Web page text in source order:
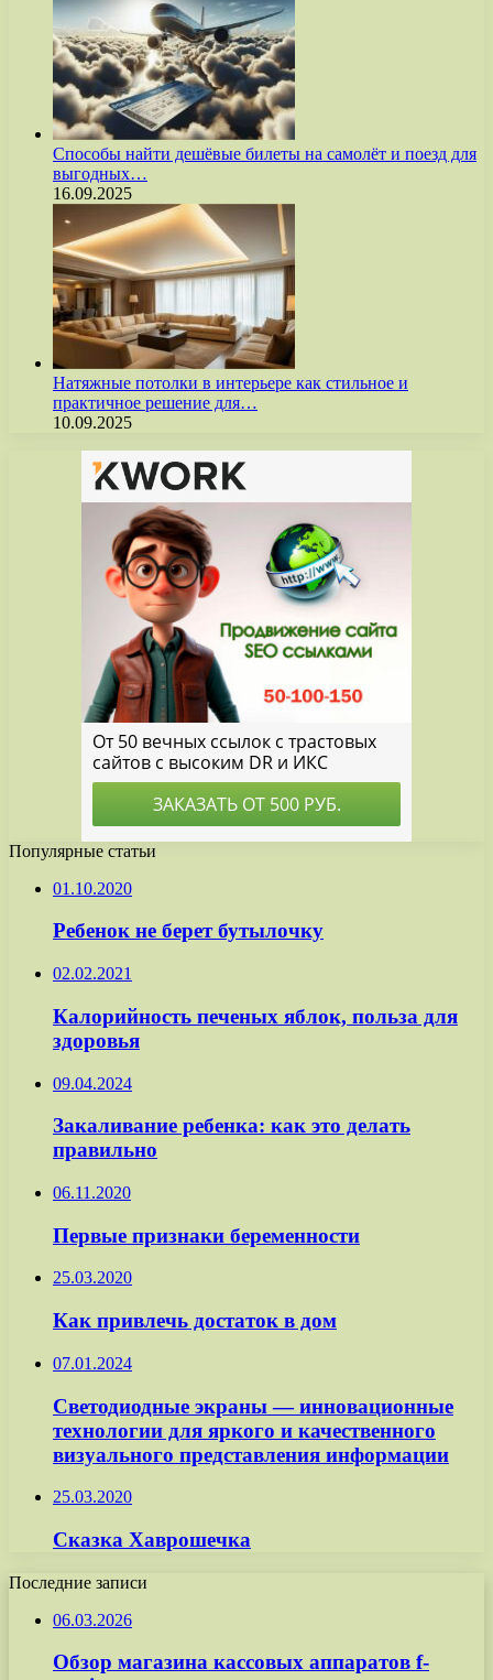
Способы найти дешёвые билеты на самолёт и поезд для
выгодных…
16.09.2025
Натяжные потолки в интерьере как стильное и
практичное решение для…
10.09.2025
Популярные статьи
01.10.2020
Ребенок не берет бутылочку
02.02.2021
Калорийность печеных яблок, польза для
здоровья
09.04.2024
Закаливание ребенка: как это делать
правильно
06.11.2020
Первые признаки беременности
25.03.2020
Как привлечь достаток в дом
07.01.2024
Светодиодные экраны — инновационные
технологии для яркого и качественного
визуального представления информации
25.03.2020
Сказка Хаврошечка
Последние записи
06.03.2026
Обзор магазина кассовых аппаратов f-